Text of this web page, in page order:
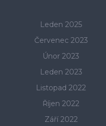
Leden 2025
Červenec 2023
Únor 2023
Leden 2023
Listopad 2022
Říjen 2022
Září 2022